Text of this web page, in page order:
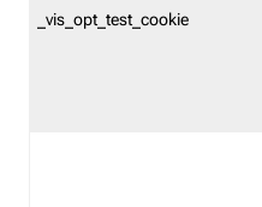
_vis_opt_test_cookie